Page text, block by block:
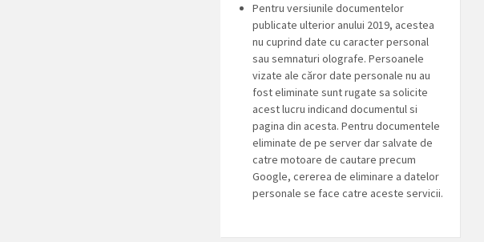
Pentru versiunile documentelor
publicate ulterior anului 2019, acestea
nu cuprind date cu caracter personal
sau semnaturi olografe. Persoanele
vizate ale căror date personale nu au
fost eliminate sunt rugate sa solicite
acest lucru indicand documentul si
pagina din acesta. Pentru documentele
eliminate de pe server dar salvate de
catre motoare de cautare precum
Google, cererea de eliminare a datelor
personale se face catre aceste servicii.